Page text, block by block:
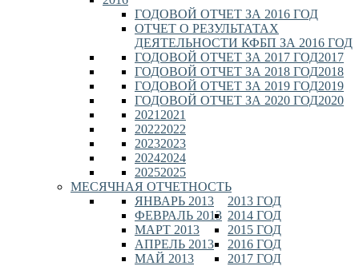
ГОДОВОЙ ОТЧЕТ ЗА 2016 ГОД
ОТЧЕТ О РЕЗУЛЬТАТАХ
ДЕЯТЕЛЬНОСТИ КФБП ЗА 2016 ГОД
2017
ГОДОВОЙ ОТЧЕТ ЗА 2017 ГОД
2018
ГОДОВОЙ ОТЧЕТ ЗА 2018 ГОД
2019
ГОДОВОЙ ОТЧЕТ ЗА 2019 ГОД
2020
ГОДОВОЙ ОТЧЕТ ЗА 2020 ГОД
2021
2021
2022
2022
2023
2023
2024
2024
2025
2025
МЕСЯЧНАЯ ОТЧЕТНОСТЬ
2013 ГОД
ЯНВАРЬ 2013
ФЕВРАЛЬ 2013
МАРТ 2013
АПРЕЛЬ 2013
МАЙ 2013
2014 ГОД
2015 ГОД
2016 ГОД
2017 ГОД